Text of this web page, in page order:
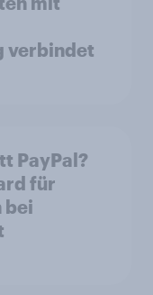
verbindet
PayPal?
für
bei